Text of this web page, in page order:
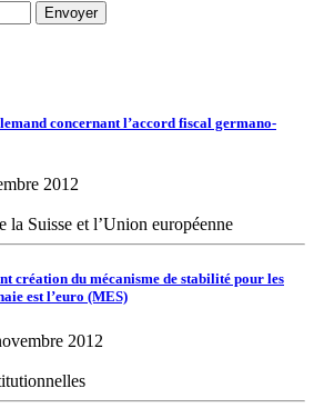
concernant l’accord fiscal germano-
2012
la Suisse et l’Union européenne
création du mécanisme de stabilité pour les
est l’euro (MES)
2012